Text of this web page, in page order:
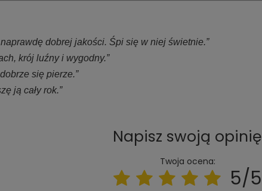
dobrej jakości. Śpi się w niej świetnie.”
krój luźny i wygodny.”
się pierze.”
ją cały rok.”
Napisz swoją opinię
Twoja ocena:
5/5